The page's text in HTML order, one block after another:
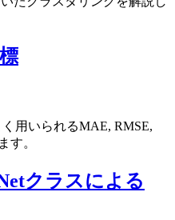
用いられるMAE, RMSE,
す。
クラスによる